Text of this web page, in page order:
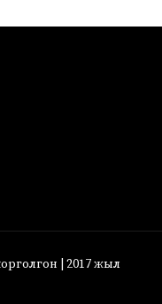
| 2017 жыл